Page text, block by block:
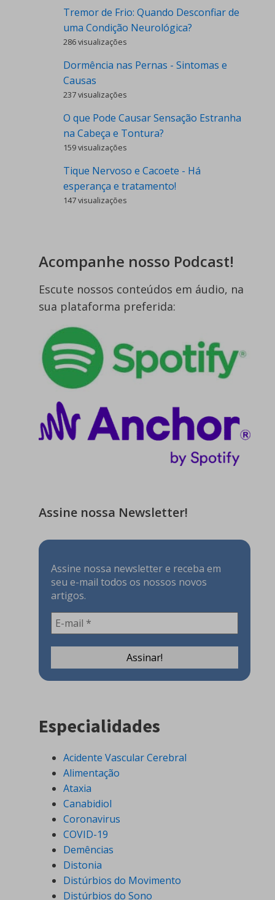
Tremor de Frio: Quando Desconfiar de
uma Condição Neurológica?
286 visualizações
Dormência nas Pernas - Sintomas e
Causas
237 visualizações
O que Pode Causar Sensação Estranha
na Cabeça e Tontura?
159 visualizações
Tique Nervoso e Cacoete - Há
esperança e tratamento!
147 visualizações
Acompanhe nosso Podcast!
Escute nossos conteúdos em áudio, na
sua plataforma preferida:
Assine nossa Newsletter!
Assine nossa newsletter e receba em
seu e-mail todos os nossos novos
artigos.
Especialidades
Acidente Vascular Cerebral
Alimentação
Ataxia
Canabidiol
Coronavirus
COVID-19
Demências
Distonia
Distúrbios do Movimento
Distúrbios do Sono